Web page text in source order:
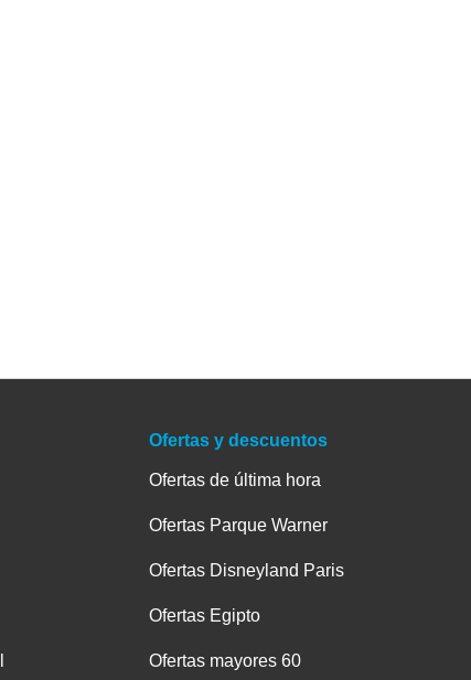
Ofertas y descuentos
Ofertas de última hora
Ofertas Parque Warner
Ofertas Disneyland Paris
Ofertas Egipto
Ofertas mayores 60